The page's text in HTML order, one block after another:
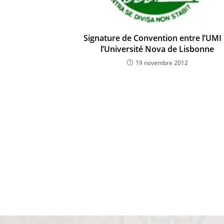
Signature de Convention entre l’UMI
l’Université Nova de Lisbonne
19 novembre 2012